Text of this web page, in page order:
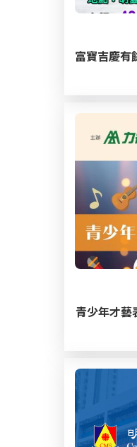
富寶吉慶有
青少年才藝